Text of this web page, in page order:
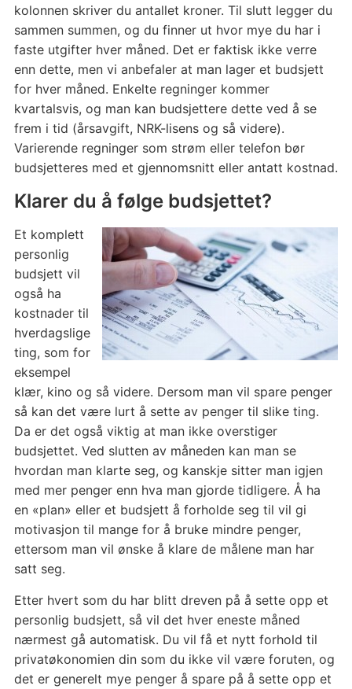
kolonnen skriver du antallet kroner. Til slutt legger du
sammen summen, og du finner ut hvor mye du har i
faste utgifter hver måned. Det er faktisk ikke verre
enn dette, men vi anbefaler at man lager et budsjett
for hver måned. Enkelte regninger kommer
kvartalsvis, og man kan budsjettere dette ved å se
frem i tid (årsavgift, NRK-lisens og så videre).
Varierende regninger som strøm eller telefon bør
budsjetteres med et gjennomsnitt eller antatt kostnad.
Klarer du å følge budsjettet?
Et komplett
personlig
budsjett vil
også ha
kostnader til
hverdagslige
ting, som for
eksempel
klær, kino og så videre. Dersom man vil spare penger
så kan det være lurt å sette av penger til slike ting.
Da er det også viktig at man ikke overstiger
budsjettet. Ved slutten av måneden kan man se
hvordan man klarte seg, og kanskje sitter man igjen
med mer penger enn hva man gjorde tidligere. Å ha
en «plan» eller et budsjett å forholde seg til vil gi
motivasjon til mange for å bruke mindre penger,
ettersom man vil ønske å klare de målene man har
satt seg.
Etter hvert som du har blitt dreven på å sette opp et
personlig budsjett, så vil det hver eneste måned
nærmest gå automatisk. Du vil få et nytt forhold til
privatøkonomien din som du ikke vil være foruten, og
det er generelt mye penger å spare på å sette opp et